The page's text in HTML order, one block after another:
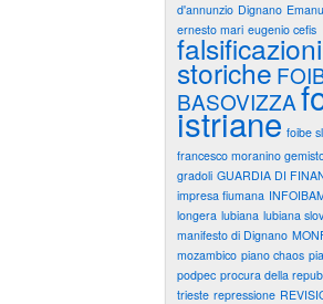
d'annunzio Dignano
ernesto mari eugenio cefis
falsificazioni
storiche
BASOVIZZA
istriane foibe
francesco moranino
gradoli GUARDIA DI
impresa fiumana
longera lubiana lubiana
manifesto di Dignano
mozambico piano chaos
podpec procura della
trieste repressione